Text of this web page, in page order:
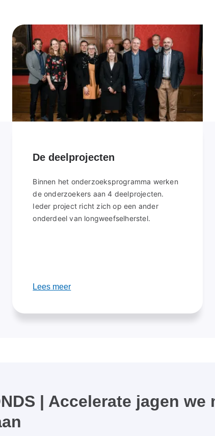
De deelprojecten
Binnen het onderzoeksprogramma werken
de onderzoekers aan 4 deelprojecten.
Ieder project richt zich op een ander
onderdeel van longweefselherstel.
Lees meer
| Accelerate jagen we